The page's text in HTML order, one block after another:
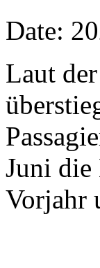
Date:
Laut
Juni
Vorjahr